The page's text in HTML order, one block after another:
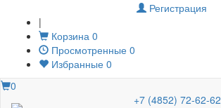
Регистрация
|
Корзина 0
Просмотренные 0
Избранные 0
0
+7 (4852) 72-62-62